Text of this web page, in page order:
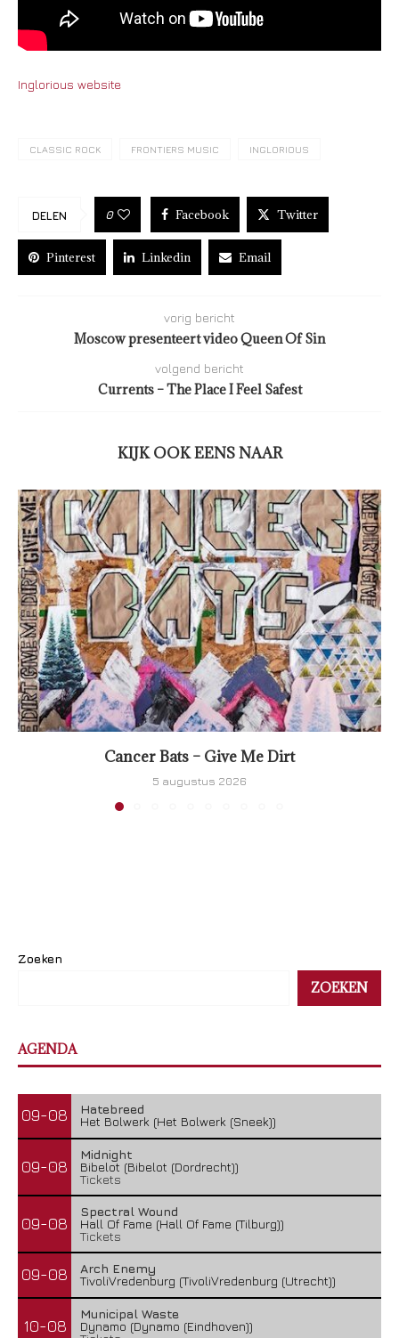
Inglorious website
CLASSIC ROCK FRONTIERS MUSIC INGLORIOUS
DELEN 0 Facebook Twitter
Pinterest Linkedin Email
vorig bericht
Moscow presenteert video Queen Of Sin
volgend bericht
Currents – The Place I Feel Safest
KIJK OOK EENS NAAR
Cancer Bats – Give Me Dirt
5 augustus 2026
Zoeken
ZOEKEN
AGENDA
09-08
Hatebreed
Het Bolwerk (Het Bolwerk (Sneek))
09-08
Midnight
Bibelot (Bibelot (Dordrecht))
Tickets
09-08
Spectral Wound
Hall Of Fame (Hall Of Fame (Tilburg))
Tickets
09-08
Arch Enemy
TivoliVredenburg (TivoliVredenburg (Utrecht))
10-08
Municipal Waste
Dynamo (Dynamo (Eindhoven))